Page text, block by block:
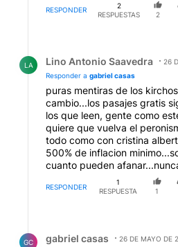
RESPONDER
2
RESPUESTAS
2
LA Lino Antonio Saavedra
26
Responder a gabriel casas
puras mentiras de los
cambio...los pasajes gratis
los que leen, gente como
quiere que vuelva el
todo como con cristina
500% de inflacion
cuanto pueden
RESPONDER
1
RESPUESTA
1
GC gabriel casas
26 DE MAYO DE